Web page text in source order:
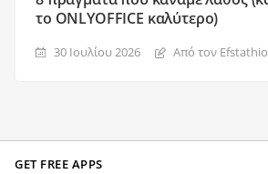
το ONLYOFFICE καλύτερο)
30 Ιουλίου 2026 Από τον
GET FREE APPS